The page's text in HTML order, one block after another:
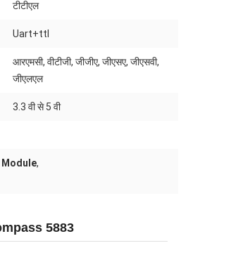
टीटीएल
Uart+ttl
आरएमसी, वीटीजी, जीजीए, जीएसए, जीएसवी,
जीएलएल
3.3 वी से 5 वी
Module,
5883